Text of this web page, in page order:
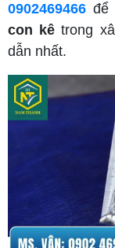
0902469466 để
con kê trong
dẫn nhất.